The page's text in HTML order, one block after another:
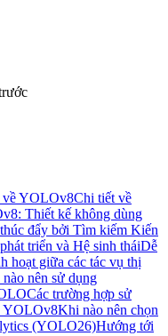
về YOLOv8Chi tiết về
Thiết kế không dùng
đẩy bởi Tìm kiếm Kiến
triển và Hệ sinh tháiDễ
hoạt giữa các tác vụ thị
nên sử dụng
Các trường hợp sử
YOLOv8Khi nào nên chọn
(YOLO26)Hướng tới